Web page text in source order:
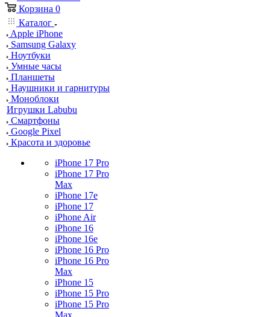
Корзина 0
Каталог
Apple iPhone
Samsung Galaxy
Ноутбуки
Умные часы
Планшеты
Наушники и гарнитуры
Моноблоки
Игрушки Labubu
Смартфоны
Google Pixel
Красота и здоровье
iPhone 17 Pro
iPhone 17 Pro
Max
iPhone 17e
iPhone 17
iPhone Air
iPhone 16
iPhone 16e
iPhone 16 Pro
iPhone 16 Pro
Max
iPhone 15
iPhone 15 Pro
iPhone 15 Pro
Max